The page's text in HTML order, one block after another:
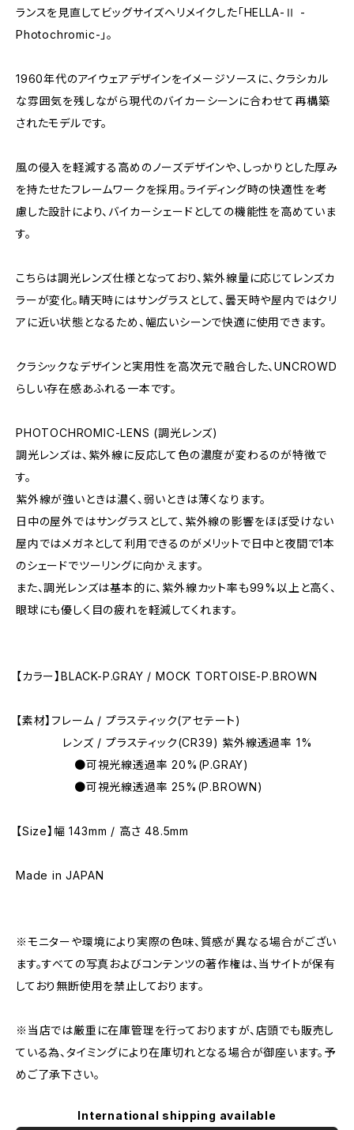
ランスを見直してビッグサイズへリメイクした「HELLA-Ⅱ -
Photochromic-」。
1960年代のアイウェアデザインをイメージソースに、クラシカル
な雰囲気を残しながら現代のバイカーシーンに合わせて再構築
されたモデルです。
風の侵入を軽減する高めのノーズデザインや、しっかりとした厚み
を持たせたフレームワークを採用。ライディング時の快適性を考
慮した設計により、バイカーシェードとしての機能性を高めていま
す。
こちらは調光レンズ仕様となっており、紫外線量に応じてレンズカ
ラーが変化。晴天時にはサングラスとして、曇天時や屋内ではクリ
アに近い状態となるため、幅広いシーンで快適に使用できます。
クラシックなデザインと実用性を高次元で融合した、UNCROWD
らしい存在感あふれる一本です。
PHOTOCHROMIC-LENS (調光レンズ)
調光レンズは、紫外線に反応して色の濃度が変わるのが特徴で
す。
紫外線が強いときは濃く、弱いときは薄くなります。
日中の屋外ではサングラスとして、紫外線の影響をほぼ受けない
屋内ではメガネとして利用できるのがメリットで日中と夜間で1本
のシェードでツーリングに向かえます。
また、調光レンズは基本的に、紫外線カット率も99%以上と高く、
眼球にも優しく目の疲れを軽減してくれます。
【カラー】BLACK-P.GRAY / MOCK TORTOISE-P.BROWN
【素材】フレーム / プラスティック(アセテート)
レンズ / プラスティック(CR39) 紫外線透過率 1%
●可視光線透過率 20%(P.GRAY)
●可視光線透過率 25%(P.BROWN)
【Size】幅 143mm / 高さ 48.5mm
Made in JAPAN
※モニターや環境により実際の色味、質感が異なる場合がござい
ます。すべての写真およびコンテンツの著作権は、当サイトが保有
しており無断使用を禁止しております。
※当店では厳重に在庫管理を行っておりますが、店頭でも販売し
ている為、タイミングにより在庫切れとなる場合が御座います。予
めご了承下さい。
International shipping available